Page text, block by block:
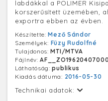
labdákkal a POLIMER
korszerűsített üzemében,
exportra ebben az évben.
Készítette:Mező Sándor
Személyek: Füzy Rudolfné
Tulajdonos:MTI/MTVA
Fájlnév:
Láthatóság:publikus
Kiadás dátuma: 2016-05-30
Technikai adatok: